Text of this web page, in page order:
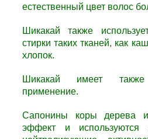
естественный цвет волос
Шикакай также
стирки таких тканей, как
хлопок.
Шикакай имеет
применение.
Сапонины коры дерева
эффект и используются